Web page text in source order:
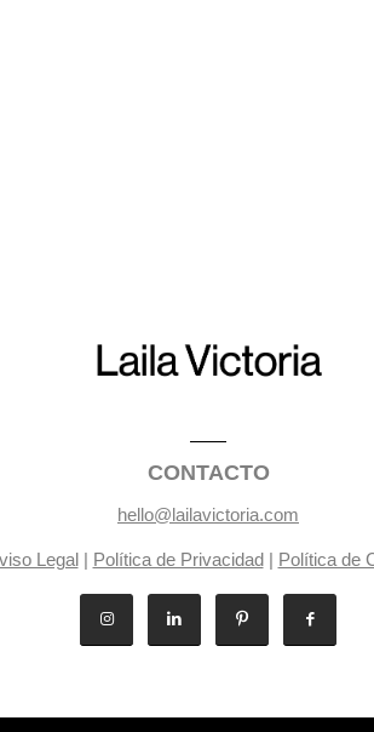
CONTACTO
hello@lailavictoria.com
Legal| Política de Privacidad| Política de